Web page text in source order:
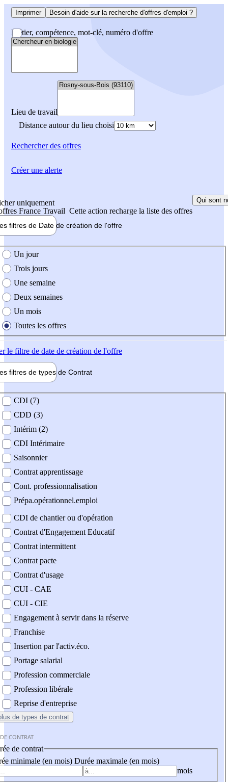
Imprimer Besoin d'aide sur la recherche d'offres d'emploi ?
Métier, compétence, mot-clé, numéro d'offre
Lieu de travail
Distance autour du lieu choisi
Rechercherdes offres
uniquement
France Travail Cette action recharge la liste des offres
Qui sont
filtres de Date de création de l'offre
création de l'offre
Un jour
Trois jours
Une semaine
Deux semaines
Un mois
Toutes les offres
le filtre de date de création de l'offre
filtres de types de Contrat
contrat
CDI (7)
CDD (3)
Intérim (2)
CDI Intérimaire
Saisonnier
Contrat apprentissage
Cont. professionnalisation
Prépa.opérationnel.emploi
CDI de chantier ou d'opération
Contrat d'Engagement Educatif
Contrat intermittent
Contrat pacte
Contrat d'usage
CUI - CAE
CUI - CIE
Engagement à servir dans la réserve
Franchise
Insertion par l'activ.éco.
Portage salarial
Profession commerciale
Profession libérale
Reprise d'entreprise
de types de contrat
CONTRAT
de contrat
minimale (en mois) Durée maximale (en mois)
mois
Créer une alerte